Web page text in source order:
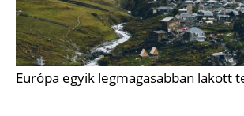
Európa egyik legmagasabban lakott